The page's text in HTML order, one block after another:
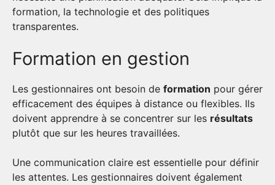
formation, la technologie et des politiques
transparentes.
Formation en gestion
Les gestionnaires ont besoin de formation pour gérer
efficacement des équipes à distance ou flexibles. Ils
doivent apprendre à se concentrer sur les résultats
plutôt que sur les heures travaillées.
Une communication claire est essentielle pour définir
les attentes. Les gestionnaires doivent également